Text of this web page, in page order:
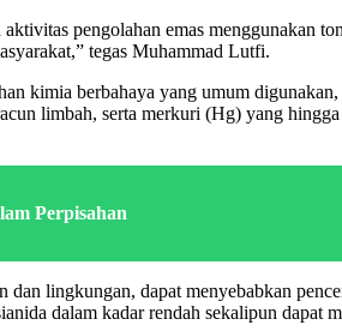
pengolahan emas menggunakan
tegas Muhammad Lutfi.
kimia berbahaya yang umum
limbah, serta merkuri (Hg) yang
Perpisahan
lingkungan, dapat menyebabkan
dalam kadar rendah sekalipun dapat